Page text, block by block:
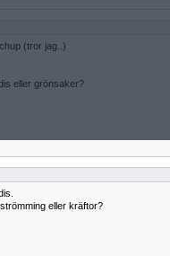
(tror jag..)
eller grönsaker?
eller kräftor?